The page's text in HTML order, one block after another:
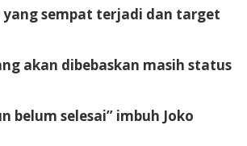
yang sempat terjadi dan target
akan dibebaskan masih status
belum selesai” imbuh Joko